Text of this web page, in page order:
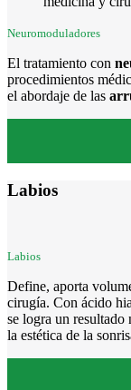
Neuromoduladores
El tratamiento con
procedimientos
el abordaje de las
Labios
Labios
Define, aporta
cirugía. Con ácido
se logra un
la estética de la